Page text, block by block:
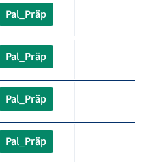
Pal_Präp
Pal_Präp
Pal_Präp
Pal_Präp